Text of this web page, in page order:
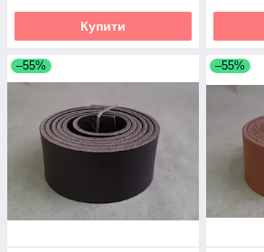
Купити
–55% –55%